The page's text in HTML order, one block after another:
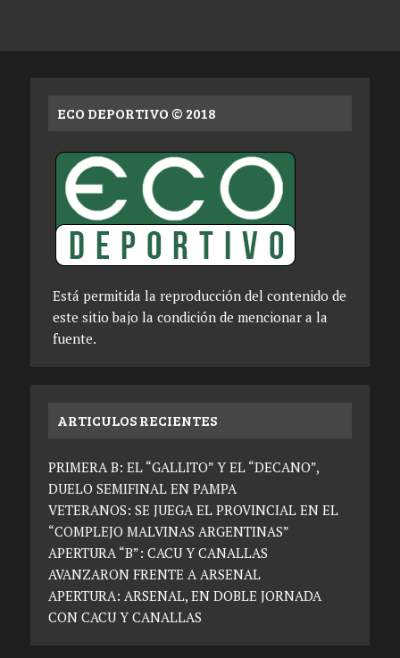
ECO DEPORTIVO © 2018
Está permitida la reproducción del contenido de
este sitio bajo la condición de mencionar a la
fuente.
ARTICULOS RECIENTES
PRIMERA B: EL “GALLITO” Y EL “DECANO”,
DUELO SEMIFINAL EN PAMPA
VETERANOS: SE JUEGA EL PROVINCIAL EN EL
“COMPLEJO MALVINAS ARGENTINAS”
APERTURA “B”: CACU Y CANALLAS
AVANZARON FRENTE A ARSENAL
APERTURA: ARSENAL, EN DOBLE JORNADA
CON CACU Y CANALLAS